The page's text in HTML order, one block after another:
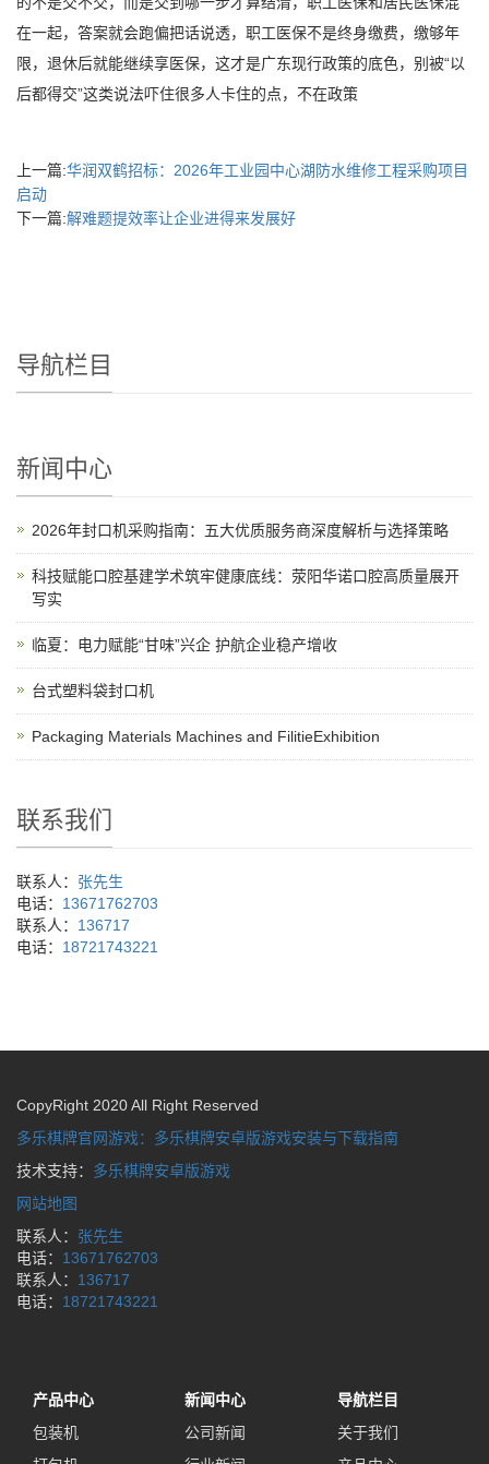
在一起，答案就会跑偏把话说透，职工医保不是终身缴费，缴够年
限，退休后就能继续享医保，这才是广东现行政策的底色，别被“以
后都得交”这类说法吓住很多人卡住的点，不在政策
上一篇:华润双鹤招标：2026年工业园中心湖防水维修工程采购项目
启动
下一篇:解难题提效率让企业进得来发展好
导航栏目
新闻中心
2026年封口机采购指南：五大优质服务商深度解析与选择策略
科技赋能口腔基建学术筑牢健康底线：荥阳华诺口腔高质量展开
写实
临夏：电力赋能“甘味”兴企 护航企业稳产增收
台式塑料袋封口机
Packaging Materials Machines and FilitieExhibition
联系我们
联系人： 张先生
电话： 13671762703
联系人： 136717
电话： 18721743221
CopyRight 2020 All Right Reserved
多乐棋牌官网游戏：多乐棋牌安卓版游戏安装与下载指南
技术支持： 多乐棋牌安卓版游戏
网站地图
联系人： 张先生
电话： 13671762703
联系人： 136717
电话： 18721743221
产品中心
包装机
新闻中心
公司新闻
导航栏目
关于我们